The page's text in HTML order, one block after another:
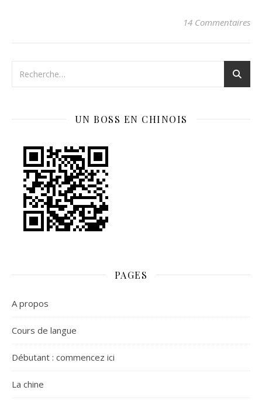
14 Commentaires
UN BOSS EN CHINOIS
PAGES
A propos
Cours de langue
Débutant : commencez ici
La chine